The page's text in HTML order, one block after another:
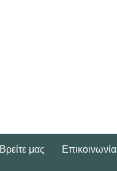
Βρείτε μας Επικοινωνία